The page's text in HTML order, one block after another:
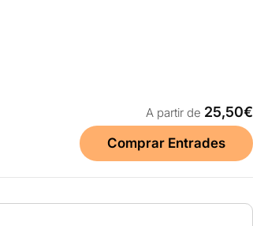
A partir de 25,50€
Comprar Entrades